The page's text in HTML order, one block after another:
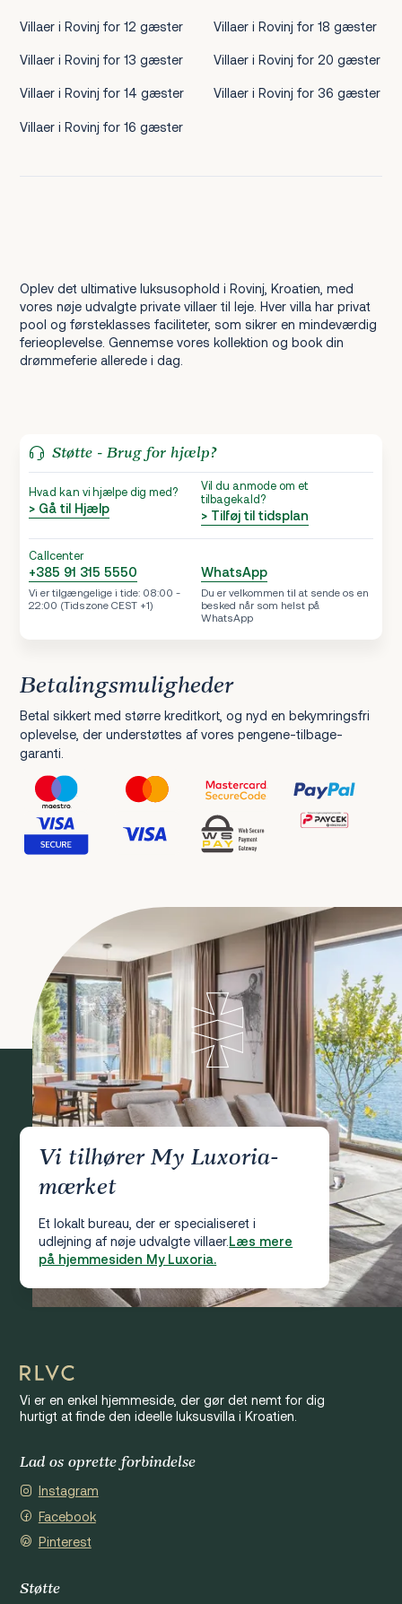
Villaer i Rovinj for 12 gæster
Villaer i Rovinj for 13 gæster
Villaer i Rovinj for 14 gæster
Villaer i Rovinj for 16 gæster
Villaer i Rovinj for 18 gæster
Villaer i Rovinj for 20 gæster
Villaer i Rovinj for 36 gæster
Oplev det ultimative luksusophold i Rovinj, Kroatien, med
vores nøje udvalgte private villaer til leje. Hver villa har privat
pool og førsteklasses faciliteter, som sikrer en mindeværdig
ferieoplevelse. Gennemse vores kollektion og book din
drømmeferie allerede i dag.
Støtte - Brug for hjælp?
Hvad kan vi hjælpe dig med?
> Gå til Hjælp
Vil du anmode om et
tilbagekald?
> Tilføj til tidsplan
Callcenter
+385 91 315 5550
Vi er tilgængelige i tide: 08:00 -
22:00 (Tidszone CEST +1)
WhatsApp
Du er velkommen til at sende os en
besked når som helst på
WhatsApp
Betalingsmuligheder
Betal sikkert med større kreditkort, og nyd en bekymringsfri
oplevelse, der understøttes af vores pengene-tilbage-
garanti.
Vi tilhører My Luxoria-
mærket
Et lokalt bureau, der er specialiseret i
udlejning af nøje udvalgte villaer.Læs mere
på hjemmesiden My Luxoria.
Vi er en enkel hjemmeside, der gør det nemt for dig
hurtigt at finde den ideelle luksusvilla i Kroatien.
Lad os oprette forbindelse
Instagram
Facebook
Pinterest
Støtte